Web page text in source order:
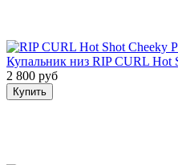
Купальник низ RIP CURL Hot
2 800 руб
Купить